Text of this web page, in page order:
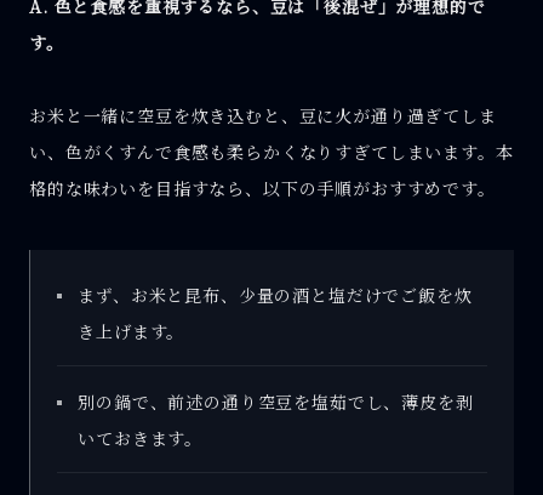
A. 色と食感を重視するなら、豆は「後混ぜ」が理想的で
す。
お米と一緒に空豆を炊き込むと、豆に火が通り過ぎてしま
い、色がくすんで食感も柔らかくなりすぎてしまいます。本
格的な味わいを目指すなら、以下の手順がおすすめです。
まず、お米と昆布、少量の酒と塩だけでご飯を炊
き上げます。
別の鍋で、前述の通り空豆を塩茹でし、薄皮を剥
いておきます。